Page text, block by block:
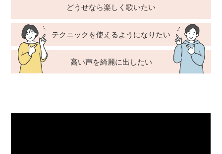
どうせなら楽しく歌いたい
テクニックを使えるようになりたい
高い声を綺麗に出したい